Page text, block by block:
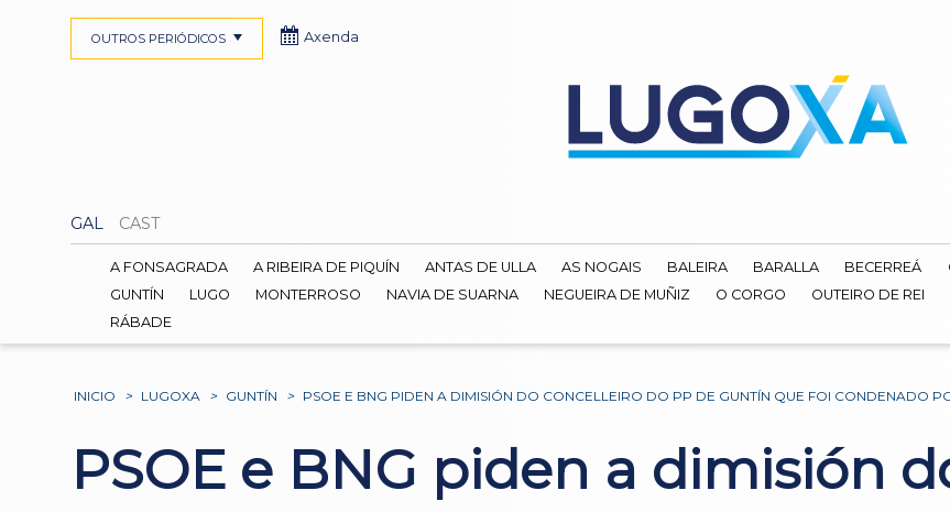
GAL CAST
OUTROS PERIÓDICOS Axenda
A FONSAGRADA A RIBEIRA DE PIQUÍN ANTAS DE ULLA AS NOGAIS BALEIRA BARALLA BECERREÁ
GUNTÍN
LUGO MONTERROSO NAVIA DE SUARNA NEGUEIRA DE MUÑIZ O CORGO OUTEIRO DE REI
RÁBADE
INICIO > LUGOXA > GUNTÍN > PSOE E BNG PIDEN A DIMISIÓN DO CONCELLEIRO DO PP DE GUNTÍN QUE FOI CONDENADO
PSOE e BNG piden a dimisión